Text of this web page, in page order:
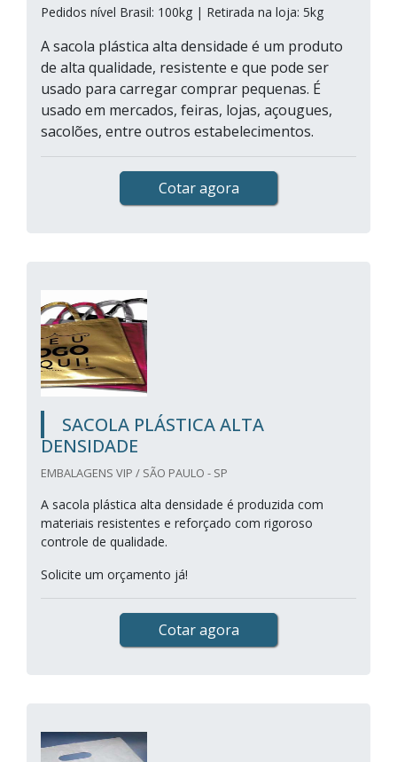
Pedidos nível Brasil: 100kg | Retirada na loja: 5kg
A sacola plástica alta densidade é um produto
de alta qualidade, resistente e que pode ser
usado para carregar comprar pequenas. É
usado em mercados, feiras, lojas, açougues,
sacolões, entre outros estabelecimentos.
Cotar agora
SACOLA PLÁSTICA ALTA
DENSIDADE
EMBALAGENS VIP / SÃO PAULO - SP
A sacola plástica alta densidade é produzida com
materiais resistentes e reforçado com rigoroso
controle de qualidade.
Solicite um orçamento já!
Cotar agora